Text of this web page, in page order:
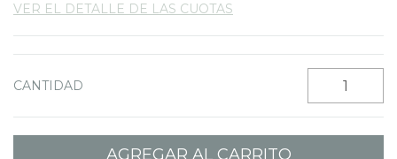
VER EL DETALLE DE LAS CUOTAS
CANTIDAD